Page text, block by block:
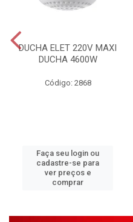
DUCHA ELET 220V MAXI
DUCHA 4600W
Código: 2868
Faça seu login ou
cadastre-se para
ver preços e
comprar